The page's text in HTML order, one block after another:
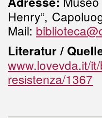
Henry“,
Mail:
Literatur /
www.lovevda.it/
resistenza/1367